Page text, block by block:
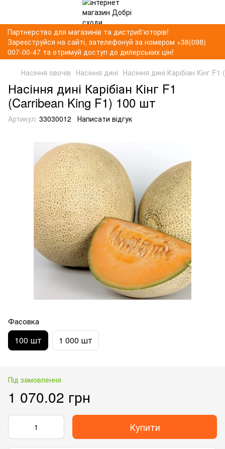
Партнерство для магазинів та дистриб'юторів!
Зареєструйся на сайті, зателефонуй за номером +38(098)
007-00-47 та отримуй доступ до дилерських цін!
Насіння овочів Насіння дині Насіння дині Карібіан Кінг
Насіння дині Карібіан Кінг F1
(Carribean King F1) 100 шт
Артикул: 33030012 Написати відгук
Фасовка
100 шт 1 000 шт
Під замовлення
1 070.02 грн
Купити